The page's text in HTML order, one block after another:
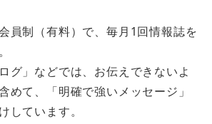
員制（有料）で、毎月1回情報誌を
グ」などでは、お伝えできないよ
めて、「明確で強いメッセージ」
しています。